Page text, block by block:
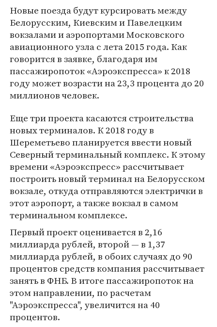
Новые поезда будут курсировать между
Белорусским, Киевским и Павелецким
вокзалами и аэропортами Московского
авиационного узла с лета 2015 года. Как
говорится в заявке, благодаря им
пассажиропоток «Аэроэкспресса» к 2018
году может возрасти на 23,3 процента до 20
миллионов человек.
Еще три проекта касаются строительства
новых терминалов. К 2018 году в
Шереметьево планируется ввести новый
Северный терминальный комплекс. К этому
времени «Аэроэкспресс» рассчитывает
построить новый терминал на Белорусском
вокзале, откуда отправляются электрички в
этот аэропорт, а также вокзал в самом
терминальном комплексе.
Первый проект оценивается в 2,16
миллиарда рублей, второй — в 1,37
миллиарда рублей, в обоих случаях до 90
процентов средств компания рассчитывает
занять в ФНБ. В итоге пассажиропоток на
этом направлении, по расчетам
"Аэроэкспресса", увеличится на 40
процентов.